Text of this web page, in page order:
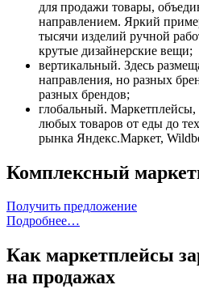
для продажи товары,
направлением. Яркий
тысячи изделий ручной
крутые дизайнерские вещи;
вертикальный. Здесь
направления, но разных
разных брендов;
глобальный. Маркетплейсы,
любых товаров от еды до
рынка Яндекс.Маркет,
Комплексный
Получить предложение
Подробнее…
Как маркетплейсы
на продажах